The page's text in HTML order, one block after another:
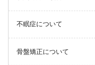
不眠症について
骨盤矯正について